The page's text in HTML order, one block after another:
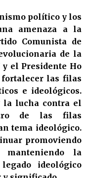
político y los
amenaza a la
Comunista de
de la
y el Presidente Ho
las filas
e ideológicos.
la lucha contra el
de las filas
tema ideológico.
promoviendo
la
ideológico